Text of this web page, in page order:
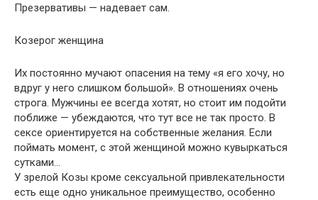
Презервативы — надевает сам.
Козерог женщина
Их постоянно мучают опасения на тему «я его хочу, но
вдруг у него слишком большой». В отношениях очень
строга. Мужчины ее всегда хотят, но стоит им подойти
поближе — убеждаются, что тут все не так просто. В
сексе ориентируется на собственные желания. Если
поймать момент, с этой женщиной можно кувыркаться
сутками…
У зрелой Козы кроме сексуальной привлекательности
есть еще одно уникальное преимущество, особенно